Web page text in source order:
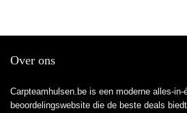
Over ons
Carpteamhulsen.be is een moderne alles-
beoordelingswebsite die de beste deals